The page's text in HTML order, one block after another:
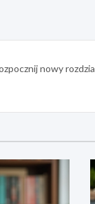
nowy